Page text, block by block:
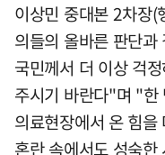
이상민 중대본 2차장
의들의 올바른 판단
국민께서 더 이상 걱
주시기 바란다"며 "한
의료현장에서 온 힘
혼란 속에서도 성숙